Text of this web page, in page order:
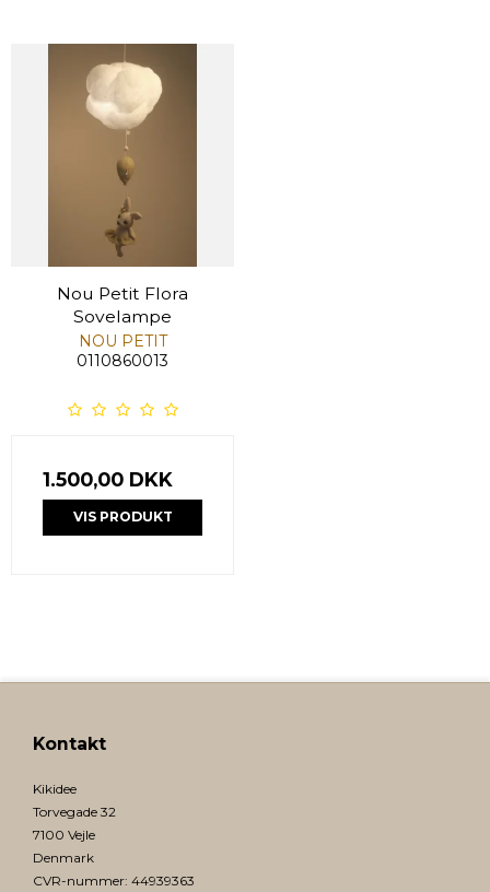
Nou Petit Flora
Sovelampe
NOU PETIT
0110860013
1.500,00 DKK
VIS PRODUKT
Kontakt
Kikidee
Torvegade 32
7100 Vejle
Denmark
CVR-nummer: 44939363